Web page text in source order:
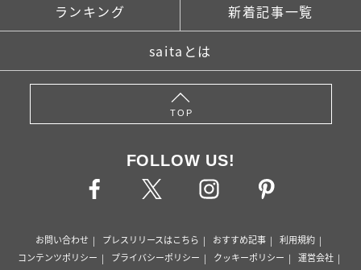
ランキング 新着記事一覧
saitaとは
TOP
FOLLOW US!
お問い合わせ プレスリリースはこちら おすすめ記事
利用規約
コンテンツポリシー
プライバシーポリシー クッキーポリシー
運営会社